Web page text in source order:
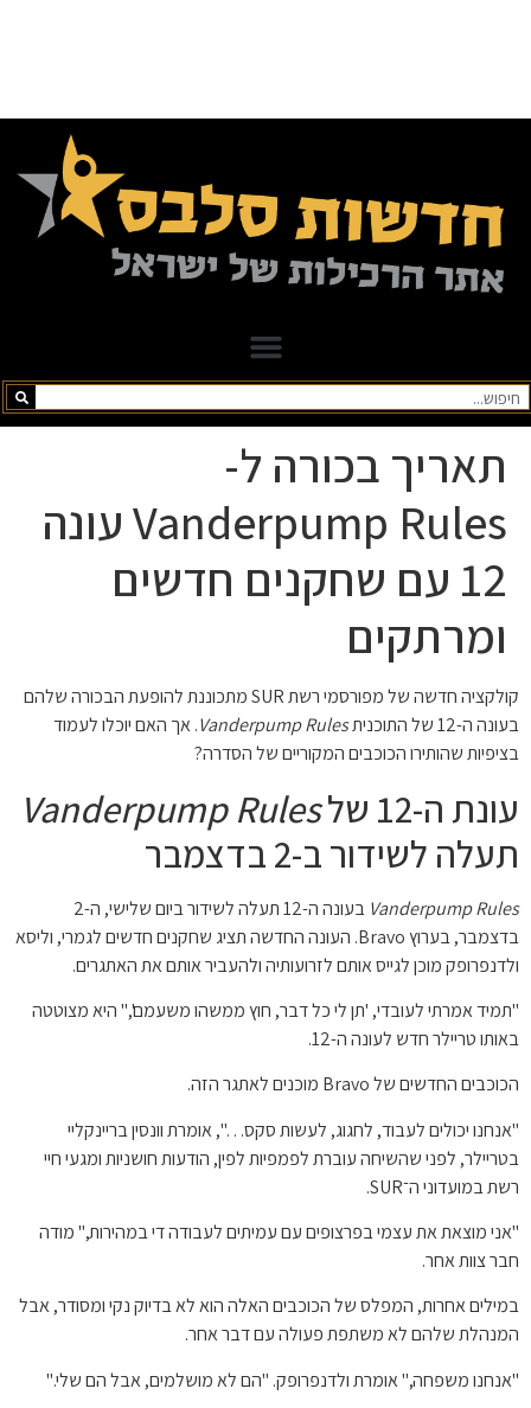
תאריך בכורה ל-
Vanderpump Rules עונה
12 עם שחקנים חדשים
ומרתקים
קולקציה חדשה של מפורסמי רשת SUR מתכוננת להופעת הבכורה שלהם
בעונה ה-12 של התוכנית
Vanderpump Rules. אך האם יוכלו לעמוד
בציפיות שהותירו הכוכבים המקוריים של הסדרה?
עונת ה-12 של
Vanderpump Rules
תעלה לשידור ב-2 בדצמבר
Vanderpump Rules
בעונה ה-12 תעלה לשידור ביום שלישי, ה-2
בדצמבר, בערוץ Bravo. העונה החדשה תציג שחקנים חדשים לגמרי, וליסא
ולדנפרופק מוכן לגייס אותם לזרועותיה ולהעביר אותם את האתגרים.
"תמיד אמרתי לעובדי, 'תן לי כל דבר, חוץ ממשהו משעמם'," היא מצוטטה
באותו טריילר חדש לעונה ה-12.
הכוכבים החדשים של Bravo מוכנים לאתגר הזה.
"אנחנו יכולים לעבוד, לחגוג, לעשות סקס…", אומרת וונסין בריינקליי
בטריילר, לפני שהשיחה עוברת לפמפיות לפין, הודעות חושניות ומגעי חיי
רשת במועדוני ה־SUR.
"אני מוצאת את עצמי בפרצופים עם עמיתים לעבודה די במהירות," מודה
חבר צוות אחר.
במילים אחרות, המפלס של הכוכבים האלה הוא לא בדיוק נקי ומסודר, אבל
המנהלת שלהם לא משתפת פעולה עם דבר אחר.
"אנחנו משפחה," אומרת ולדנפרופק. "הם לא מושלמים, אבל הם שלי."